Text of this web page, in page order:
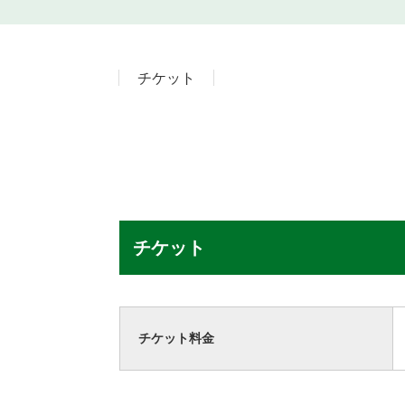
チケット
チケット
チケット料金